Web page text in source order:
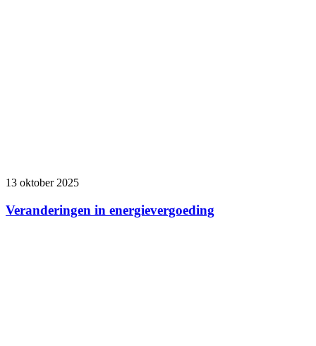
13 oktober 2025
Veranderingen in energievergoeding